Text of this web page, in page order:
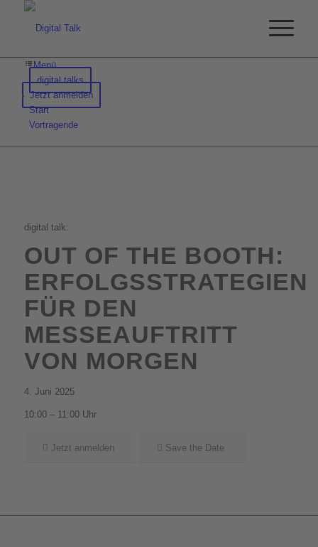
Menü
digital talks
Jetzt anmelden
Start
Vortragende
digital talk:
OUT OF THE BOOTH:
ERFOLGSSTRATEGIEN
FÜR DEN
MESSEAUFTRITT
VON MORGEN
4. Juni 2025
10:00 – 11:00 Uhr
Jetzt anmelden Save the Date